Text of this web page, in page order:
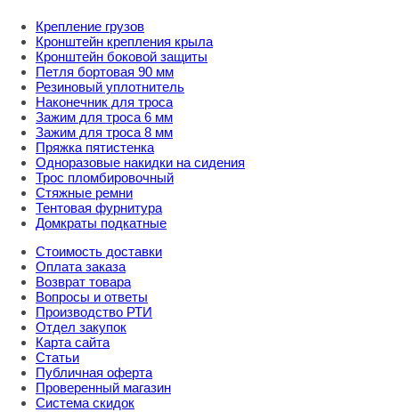
Крепление грузов
Кронштейн крепления крыла
Кронштейн боковой защиты
Петля бортовая 90 мм
Резиновый уплотнитель
Наконечник для троса
Зажим для троса 6 мм
Зажим для троса 8 мм
Пряжка пятистенка
Одноразовые накидки на сидения
Трос пломбировочный
Стяжные ремни
Тентовая фурнитура
Домкраты подкатные
Стоимость доставки
Оплата заказа
Возврат товара
Вопросы и ответы
Производство РТИ
Отдел закупок
Карта сайта
Статьи
Публичная оферта
Проверенный магазин
Система скидок